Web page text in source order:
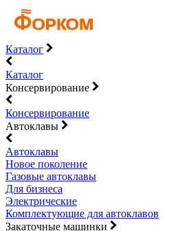
Каталог
Каталог
Консервирование
Консервирование
Автоклавы
Автоклавы
Новое поколение
Газовые автоклавы
Для бизнеса
Электрические
Комплектующие для автоклавов
Закаточные машинки